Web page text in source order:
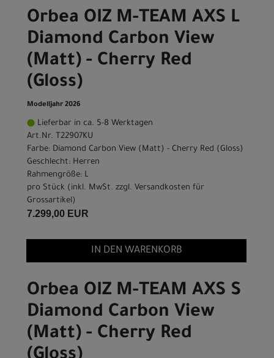
Orbea OIZ M-TEAM AXS L
Diamond Carbon View
(Matt) - Cherry Red
(Gloss)
Modelljahr 2026
Lieferbar in ca. 5-8 Werktagen
Art.Nr. T22907KU
Farbe: Diamond Carbon View (Matt) - Cherry Red (Gloss)
Geschlecht: Herren
Rahmengröße: L
pro Stück (inkl. MwSt. zzgl. Versandkosten für
Grossartikel)
7.299,00 EUR
IN DEN WARENKORB
Orbea OIZ M-TEAM AXS S
Diamond Carbon View
(Matt) - Cherry Red